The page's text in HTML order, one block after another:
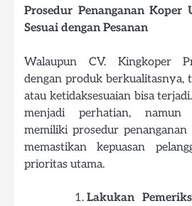
Prosedur Penanganan
Sesuai dengan Pesanan
Walaupun CV. Kingkoper
dengan produk berkualitasnya,
atau ketidaksesuaian bisa
menjadi perhatian, namun
memiliki prosedur
memastikan kepuasan
prioritas utama.
Lakukan